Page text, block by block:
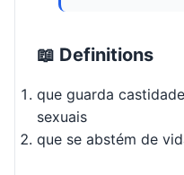
📖 Definitions
que guarda
sexuais
que se abstém de